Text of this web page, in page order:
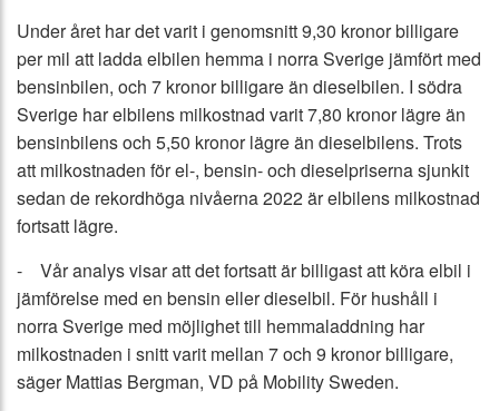
Under året har det varit i genomsnitt 9,30 kronor billigare
per mil att ladda elbilen hemma i norra Sverige jämfört med
bensinbilen, och 7 kronor billigare än dieselbilen. I södra
Sverige har elbilens milkostnad varit 7,80 kronor lägre än
bensinbilens och 5,50 kronor lägre än dieselbilens. Trots
att milkostnaden för el-, bensin- och dieselpriserna sjunkit
sedan de rekordhöga nivåerna 2022 är elbilens milkostnad
fortsatt lägre.
- Vår analys visar att det fortsatt är billigast att köra elbil i
jämförelse med en bensin eller dieselbil. För hushåll i
norra Sverige med möjlighet till hemmaladdning har
milkostnaden i snitt varit mellan 7 och 9 kronor billigare,
säger Mattias Bergman, VD på Mobility Sweden.